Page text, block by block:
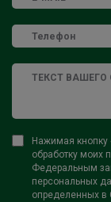
Нажимая кнопку
обработку моих
Федеральным
персональных
определенных в